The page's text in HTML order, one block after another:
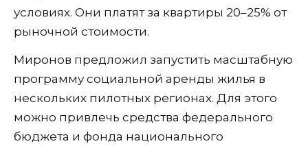
условиях. Они платят за квартиры 20–25% от
рыночной стоимости.
Миронов предложил запустить масштабную
программу социальной аренды жилья в
нескольких пилотных регионах. Для этого
можно привлечь средства федерального
бюджета и фонда национального